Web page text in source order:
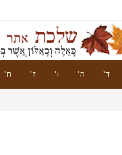
ח’ ז’ ו’ ה’ ד’